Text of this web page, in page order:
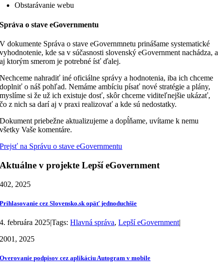
Obstarávanie webu
Správa o stave eGovernmentu
V dokumente Správa o stave eGovernmnetu prinášame systematické
vyhodnotenie, kde sa v súčasnosti slovenský eGovernment nachádza, a
aj ktorým smerom je potrebné ísť ďalej.
Nechceme nahradiť iné oficiálne správy a hodnotenia, iba ich chceme
doplniť o náš pohľad. Nemáme ambíciu písať nové stratégie a plány,
myslíme si že už ich existuje dosť, skôr chceme viditeľnejšie ukázať,
čo z nich sa darí aj v praxi realizovať a kde sú nedostatky.
Dokument priebežne aktualizujeme a dopĺňame,uvítame k nemu
všetky Vaše komentáre.
Prejsť na Správu o stave eGovernmentu
Aktuálne v projekte Lepší eGovernment
402, 2025
Prihlasovanie cez Slovensko.sk opäť jednoduchšie
4. februára 2025|Tags:Hlavná správa,Lepší eGovernment|
2001, 2025
Overovanie podpisov cez aplikáciu Autogram v mobile